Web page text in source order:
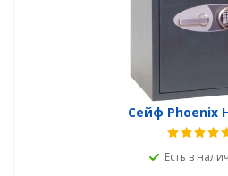
Сейф Phoenix
Есть в